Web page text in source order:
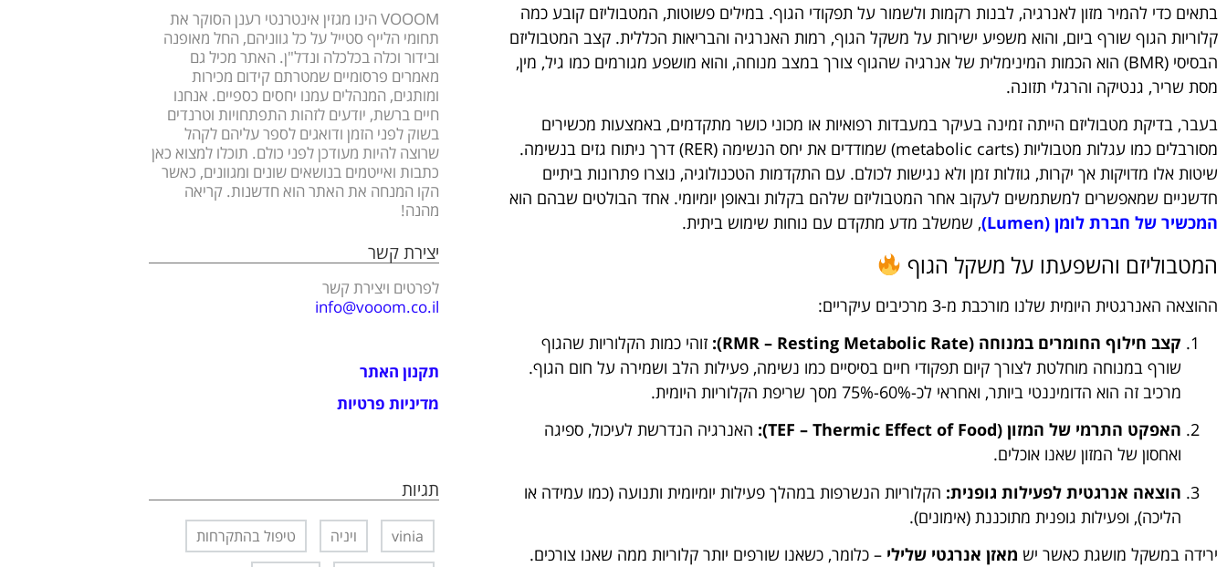
בתאים כדי להמיר מזון לאנרגיה, לבנות רקמות ולשמור על תפקודי הגוף. במילים פשוטות, המטבוליזם קובע כמה
קלוריות הגוף שורף ביום, והוא משפיע ישירות על משקל הגוף, רמות האנרגיה והבריאות הכללית. קצב המטבוליזם
הבסיסי (BMR) הוא הכמות המינימלית של אנרגיה שהגוף צורך במצב מנוחה, והוא מושפע מגורמים כמו גיל, מין,
מסת שריר, גנטיקה והרגלי תזונה.
בעבר, בדיקת מטבוליזם הייתה זמינה בעיקר במעבדות רפואיות או מכוני כושר מתקדמים, באמצעות מכשירים
מסורבלים כמו עגלות מטבוליות (metabolic carts) שמודדים את יחס הנשימה (RER) דרך ניתוח גזים בנשימה.
שיטות אלו מדויקות אך יקרות, גוזלות זמן ולא נגישות לכולם. עם התקדמות הטכנולוגיה, נוצרו פתרונות ביתיים
חדשניים שמאפשרים למשתמשים לעקוב אחר המטבוליזם שלהם בקלות ובאופן יומיומי. אחד הבולטים שבהם הוא
המכשיר של חברת לומן (Lumen)
, שמשלב מדע מתקדם עם נוחות שימוש ביתית.
המטבוליזם והשפעתו על משקל הגוף
ההוצאה האנרגטית היומית שלנו מורכבת מ-3 מרכיבים עיקריים:
קצב חילוף החומרים במנוחה (RMR – Resting Metabolic Rate):
זוהי כמות הקלוריות שהגוף
שורף במנוחה מוחלטת לצורך קיום תפקודי חיים בסיסיים כמו נשימה, פעילות הלב ושמירה על חום הגוף.
מרכיב זה הוא הדומיננטי ביותר, ואחראי לכ-60%-75% מסך שריפת הקלוריות היומית.
האפקט התרמי של המזון (TEF – Thermic Effect of Food):
האנרגיה הנדרשת לעיכול, ספיגה
ואחסון של המזון שאנו אוכלים.
הוצאה אנרגטית לפעילות גופנית: הקלוריות הנשרפות במהלך פעילות יומיומית ותנועה (כמו עמידה או
הליכה), ופעילות גופנית מתוכננת (אימונים).
ירידה במשקל מושגת כאשר יש מאזן אנרגטי שלילי – כלומר, כשאנו שורפים יותר קלוריות ממה שאנו צורכים.
VOOOM הינו מגזין אינטרנטי רענן הסוקר את
תחומי הלייף סטייל על כל גווניהם, החל מאופנה
ובידור וכלה בכלכלה ונדל"ן. האתר מכיל גם
מאמרים פרסומיים שמטרתם קידום מכירות
ומותגים, המנהלים עמנו יחסים כספיים. אנחנו
חיים ברשת, יודעים לזהות התפתחויות וטרנדים
בשוק לפני הזמן ודואגים לספר עליהם לקהל
שרוצה להיות מעודכן לפני כולם. תוכלו למצוא כאן
כתבות ואייטמים בנושאים שונים ומגוונים, כאשר
הקו המנחה את האתר הוא חדשנות. קריאה
מהנה!
יצירת קשר
לפרטים ויצירת קשר
info@vooom.co.il
תקנון האתר
מדיניות פרטיות
תגיות
vinia ויניה טיפול בהתקרחות